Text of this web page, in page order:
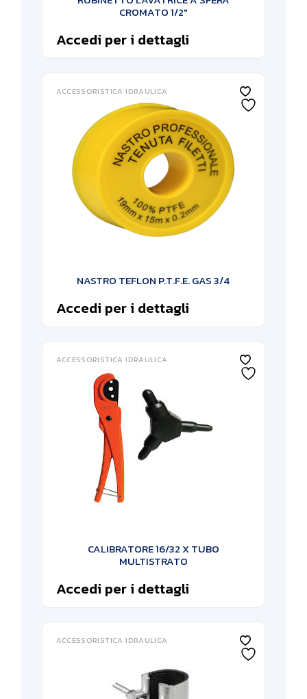
CROMATO 1/2″
Accedi per i dettagli
ACCESSORISTICA IDRAULICA
NASTRO TEFLON P.T.F.E. GAS 3/4
Accedi per i dettagli
ACCESSORISTICA IDRAULICA
CALIBRATORE 16/32 X TUBO
MULTISTRATO
Accedi per i dettagli
ACCESSORISTICA IDRAULICA